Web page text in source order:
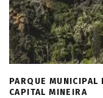
PARQUE
CAPITAL MINEIRA